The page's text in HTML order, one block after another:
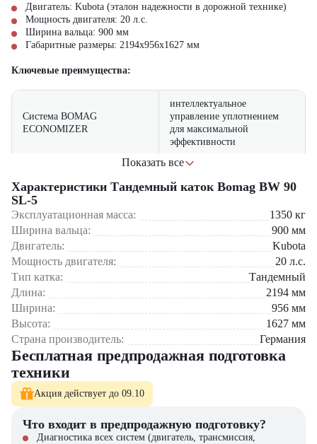
Двигатель: Kubota (эталон надежности в дорожной технике)
Мощность двигателя: 20 л.с.
Ширина вальца: 900 мм
Габаритные размеры: 2194x956x1627 мм
Ключевые преимущества:
Система BOMAG
ECONOMIZER
интеллектуальное
управление уплотнением
для максимальной
эффективности
Амплитуда вибрации 0,3/0,6
адаптация к различным
типам покрытий
Эргономичная кабина
с панорамным обзором и
системой климат-контроля
Низкий уровень шума и
вибрации
комфорт оператора на
Экономичный расход
до 15% меньше аналогов
Области применения:
Уплотнение асфальтобетонных покрытий
Ремонт городских дорог и магистралей
Работы на мостах и в тоннелях
Ямочный ремонт дорожного полотна
Компания "ЦТО" – официальный дилер Bomag в России –
предлагает:
Новые тандемные катки Bomag BW 90 SL-5 с полным пакетом
документов
Сервисное обслуживание по стандартам производителя
Гибкие условия покупки и кредитования
Показать все
Характеристики Тандемный каток Bomag BW 90
SL-5
Эксплуатационная масса: 1350 кг
Ширина вальца:
900 мм
Двигатель:
Kubota
Мощность двигателя:
20 л.с.
Тип катка:
Тандемный
Длина:
2194 мм
Ширина:
956 мм
Высота:
1627 мм
Страна производитель:
Германия
Бесплатная предпродажная подготовка
техники
Акция действует до 09.10
Что входит в предпродажную подготовку?
Диагностика всех систем (двигатель, трансмиссия,